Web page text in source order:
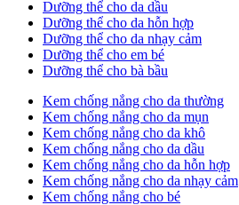
Dưỡng thể cho da dầu
Dưỡng thể cho da hỗn hợp
Dưỡng thể cho da nhạy cảm
Dưỡng thể cho em bé
Dưỡng thể cho bà bầu
Kem chống nắng cho da thường
Kem chống nắng cho da mụn
Kem chống nắng cho da khô
Kem chống nắng cho da dầu
Kem chống nắng cho da hỗn hợp
Kem chống nắng cho da nhạy cảm
Kem chống nắng cho bé